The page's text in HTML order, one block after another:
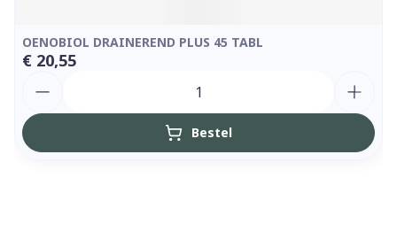
OENOBIOL DRAINEREND PLUS 45 TABL
€ 20,55
Bestel